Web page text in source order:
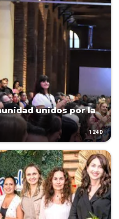
unidos por la
124D